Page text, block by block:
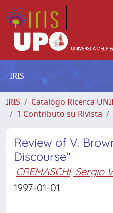
IRIS
IRIS
Catalogo Ricerca
1 Contributo su Rivista
Review of V.
Discourse"
CREMASCHI, Sergio
1997-01-01